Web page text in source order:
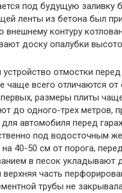
под будущую заливку
ленты из бетона был
внешнему контуру
доску опалубки
отмостки
чаще всего отличаются от
размеры плиты
до одного-трех метров,
автомобиля перед
под водосточным
40-50 см от порога, перед
в песок укладывают
верхняя часть
трубы не